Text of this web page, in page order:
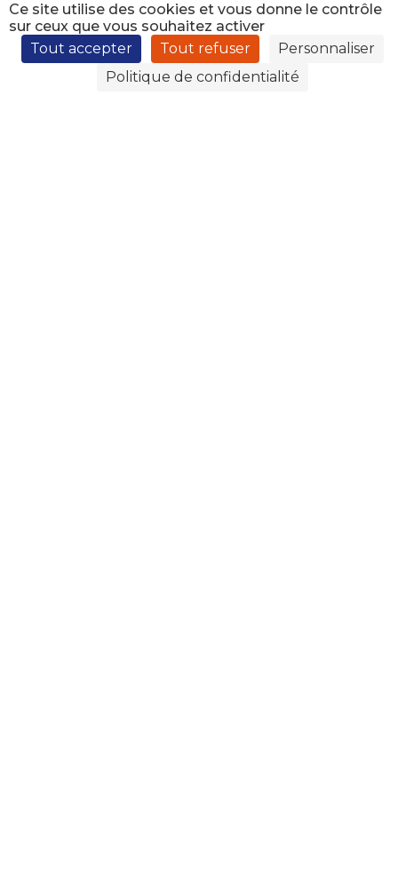
Langue des signes au
primaire
Ce site utilise des cookies et vous donne le contrôle
sur ceux que vous souhaitez activer
Tout accepter
Tout refuser
Personnaliser
Politique de confidentialité